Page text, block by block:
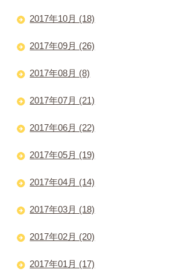
2017年10月 (18)
2017年09月 (26)
2017年08月 (8)
2017年07月 (21)
2017年06月 (22)
2017年05月 (19)
2017年04月 (14)
2017年03月 (18)
2017年02月 (20)
2017年01月 (17)